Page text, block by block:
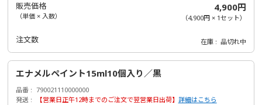
販売価格
（単価 × 入数）
4,900円
（4,900円× 1セット）
注文数 在庫 品切れ中
エナメルペイント15ml10個入り／黒
品番
790021110000000
発送
【営業日正午12時までのご注文で翌営業日出荷】 詳細はこちら